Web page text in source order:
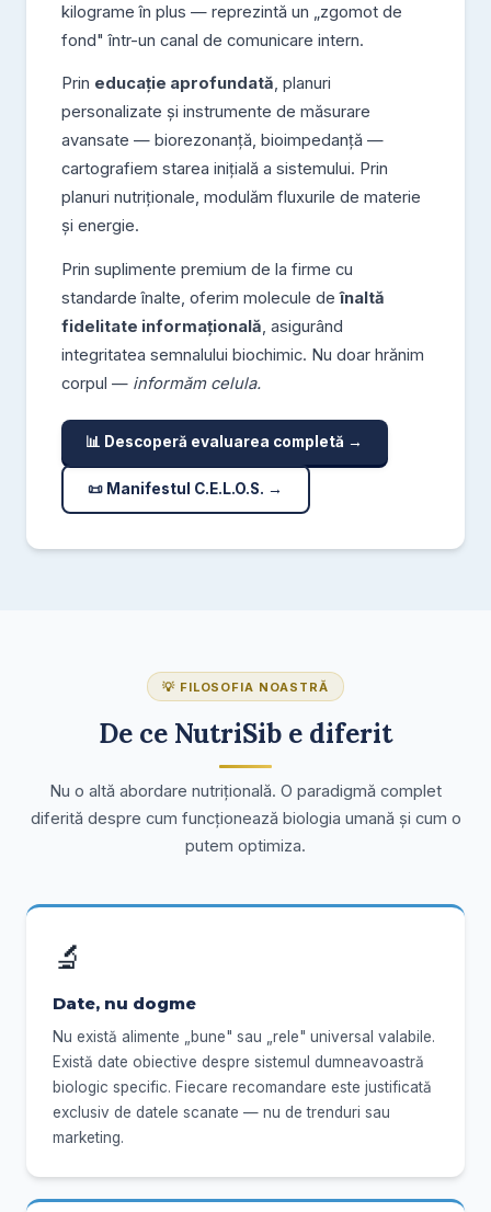
kilograme în plus — reprezintă un „zgomot de
fond" într-un canal de comunicare intern.
Prin educație aprofundată, planuri
personalizate și instrumente de măsurare
avansate — biorezonanță, bioimpedanță —
cartografiem starea inițială a sistemului. Prin
planuri nutriționale, modulăm fluxurile de materie
și energie.
Prin suplimente premium de la firme cu
standarde înalte, oferim molecule deînaltă
fidelitate informațională, asigurând
integritatea semnalului biochimic. Nu doar hrănim
corpul — informăm celula.
📊 Descoperă evaluarea completă →
📜 Manifestul C.E.L.O.S. →
💡 FILOSOFIA NOASTRĂ
De ce NutriSib e diferit
Nu o altă abordare nutrițională. O paradigmă complet
diferită despre cum funcționează biologia umană și cum o
putem optimiza.
🔬
Date, nu dogme
Nu există alimente „bune" sau „rele" universal valabile.
Există date obiective despre sistemul dumneavoastră
biologic specific. Fiecare recomandare este justificată
exclusiv de datele scanate — nu de trenduri sau
marketing.